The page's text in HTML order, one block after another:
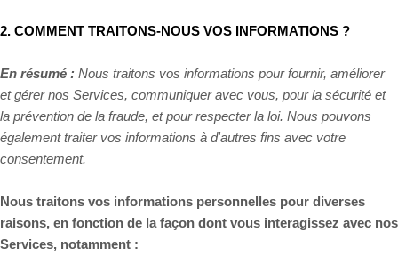
2. COMMENT TRAITONS-NOUS VOS INFORMATIONS ?
En résumé : Nous traitons vos informations pour fournir, améliorer
et gérer nos Services, communiquer avec vous, pour la sécurité et
la prévention de la fraude, et pour respecter la loi. Nous pouvons
également traiter vos informations à d'autres fins avec votre
consentement.
Nous traitons vos informations personnelles pour diverses
raisons, en fonction de la façon dont vous interagissez avec nos
Services, notamment :